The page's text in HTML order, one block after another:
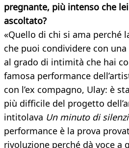
pregnante, più intenso che
ascoltato?
«Quello di chi si ama perché
che puoi condividere con
al grado di intimità che hai
famosa performance
con l’ex compagno, Ulay: è
più difficile del progetto
intitolava Un minuto di
performance è la prova
rivoluzione perché dà voce a